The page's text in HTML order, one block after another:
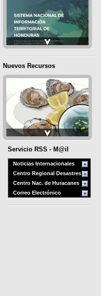
Nuevos Recursos
Servicio RSS - M@il
Noticias Internacionales
Centro Regional Desastres
Centro Nac. de Huracanes
Correo Electrónico